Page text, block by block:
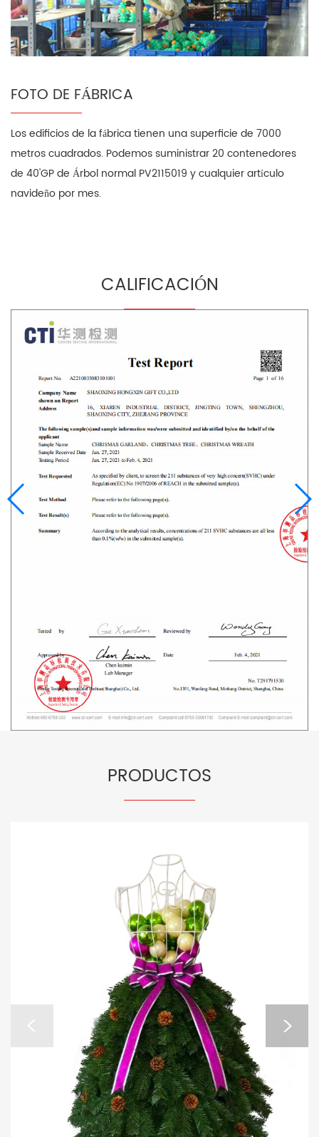
FOTO DE FÁBRICA
Los edificios de la fábrica tienen una superficie de 7000
metros cuadrados. Podemos suministrar 20 contenedores
de 40'GP de Árbol normal PV2115019 y cualquier artículo
navideño por mes.
CALIFICACIÓN
PRODUCTOS